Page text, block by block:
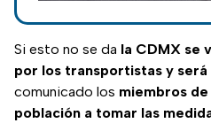
Si esto no se da la CDMX se
por los transportistas y será
comunicado los miembros de
población a tomar las